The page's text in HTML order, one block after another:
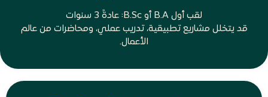
لقب أول B.A أو B.Sc: عادةً 3 سنوات
قد يتخلل مشاريع تطبيقية، تدريب عملي، ومحاضرات من عالم
الأعمال.